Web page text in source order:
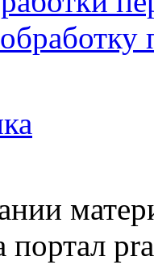
портал